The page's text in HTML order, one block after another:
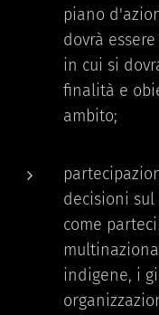
piano
dovrà
in cui si
finalità e
ambito;
decisioni sul
come
indigene, i